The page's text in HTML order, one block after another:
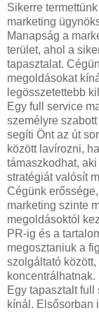
Sikerre
marketing
Manapság a
terület, ahol a
tapasztalat.
megoldásokat
legösszetettebb
Egy full service
személyre
segíti Önt az út
között lavírozni,
támaszkodhat,
stratégiát valósít
Cégünk
marketing szinte
megoldásoktól
PR-ig és a
megosztaniuk a
szolgáltató
koncentrálhatnak.
Egy tapasztalt
kínál. Elsősorban